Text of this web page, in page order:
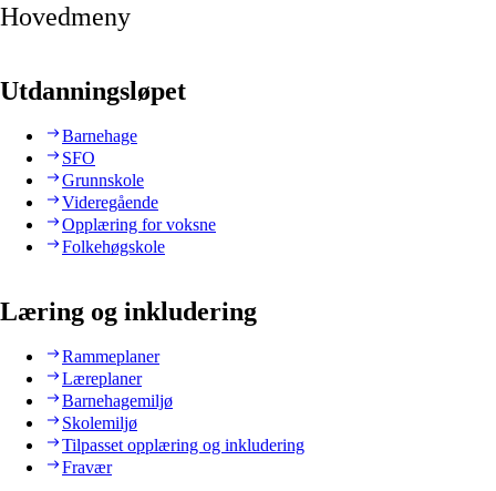
Hovedmeny
Utdanningsløpet
Barnehage
SFO
Grunnskole
Videregående
Opplæring for voksne
Folkehøgskole
Læring og inkludering
Rammeplaner
Læreplaner
Barnehagemiljø
Skolemiljø
Tilpasset opplæring og inkludering
Fravær